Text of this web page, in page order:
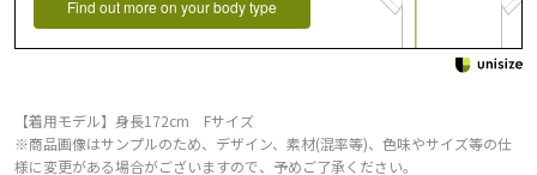
Find out more on your body type
【着用モデル】身長172cm Fサイズ
※商品画像はサンプルのため、デザイン、素材(混率等)、色味やサイズ等の仕
様に変更がある場合がございますので、予めご了承ください。